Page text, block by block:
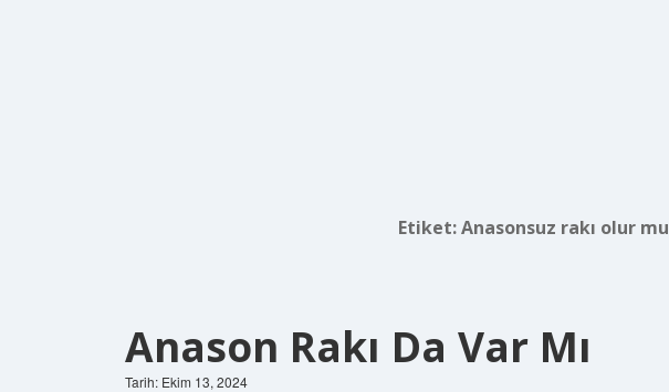
Etiket:Anasonsuz rakı olur mu
Anason Rakı Da Var Mı
Tarih: Ekim 13, 2024